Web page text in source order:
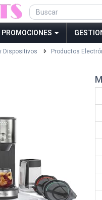
PROMOCIONES
Dispositivos Productos